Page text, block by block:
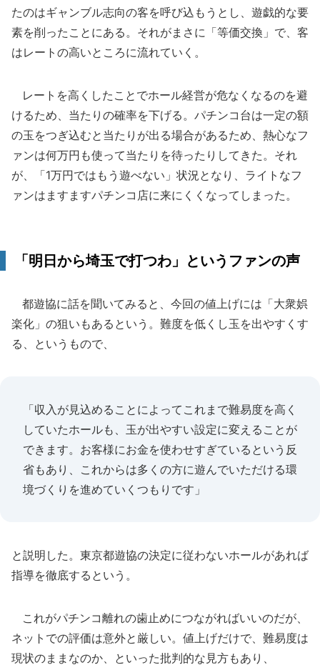
たのはギャンブル志向の客を呼び込もうとし、遊戯的な要
素を削ったことにある。それがまさに「等価交換」で、客
はレートの高いところに流れていく。
レートを高くしたことでホール経営が危なくなるのを避
けるため、当たりの確率を下げる。パチンコ台は一定の額
の玉をつぎ込むと当たりが出る場合があるため、熱心なフ
ァンは何万円も使って当たりを待ったりしてきた。それ
が、「1万円ではもう遊べない」状況となり、ライトなフ
ァンはますますパチンコ店に来にくくなってしまった。
「明日から埼玉で打つわ」というファンの声
都遊協に話を聞いてみると、今回の値上げには「大衆娯
楽化」の狙いもあるという。難度を低くし玉を出やすくす
る、というもので、
「収入が見込めることによってこれまで難易度を高く
していたホールも、玉が出やすい設定に変えることが
できます。お客様にお金を使わせすぎているという反
省もあり、これからは多くの方に遊んでいただける環
境づくりを進めていくつもりです」
と説明した。東京都遊協の決定に従わないホールがあれば
指導を徹底するという。
これがパチンコ離れの歯止めにつながればいいのだが、
ネットでの評価は意外と厳しい。値上げだけで、難易度は
現状のままなのか、といった批判的な見方もあり、